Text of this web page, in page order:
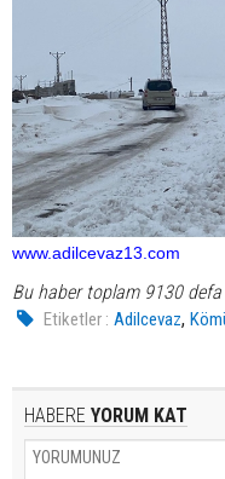
www.adilcevaz13.com
Bu haber toplam 9130
Etiketler : Adilcevaz,
HABERE YORUM KAT